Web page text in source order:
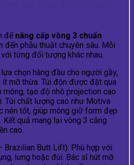
để nâng cấp vòng 3 chuẩn
đến phẫu thuật chuyên sâu. Mỗi
từng đối tượng khác nhau.
chọn hàng đầu cho người gầy,
mỡ thừa. Túi độn được đặt qua
mông, tạo độ nhô projection cao
Túi chất lượng cao như Motiva
nén tốt, giúp mông giữ form đẹp
Kết quả mang lại vòng 3 căng
cao.
Brazilian Butt Lift): Phù hợp với
lưng hoặc đùi. Bác sĩ hút mỡ